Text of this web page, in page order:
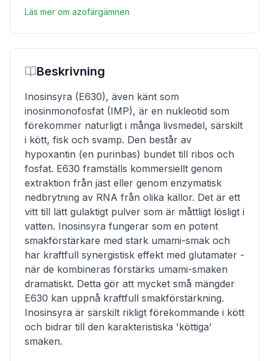
Läs mer om azofärgämnen
Beskrivning
Inosinsyra (E630), även känt som
inosinmonofosfat (IMP), är en nukleotid som
förekommer naturligt i många livsmedel, särskilt
i kött, fisk och svamp. Den består av
hypoxantin (en purinbas) bundet till ribos och
fosfat. E630 framställs kommersiellt genom
extraktion från jäst eller genom enzymatisk
nedbrytning av RNA från olika källor. Det är ett
vitt till lätt gulaktigt pulver som är måttligt lösligt i
vatten. Inosinsyra fungerar som en potent
smakförstärkare med stark umami-smak och
har kraftfull synergistisk effekt med glutamater -
när de kombineras förstärks umami-smaken
dramatiskt. Detta gör att mycket små mängder
E630 kan uppnå kraftfull smakförstärkning.
Inosinsyra är särskilt rikligt förekommande i kött
och bidrar till den karakteristiska 'köttiga'
smaken.